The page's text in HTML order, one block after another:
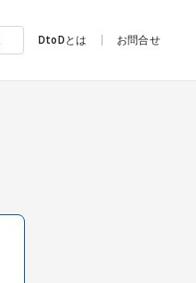
DtoDとは お問合せ